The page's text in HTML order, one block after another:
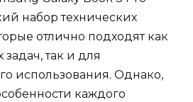
набор технических
отлично подходят как
так и для
использования. Однако,
каждого